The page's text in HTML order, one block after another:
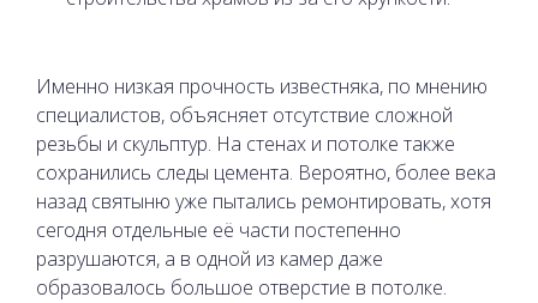
Именно низкая прочность известняка, по мнению
специалистов, объясняет отсутствие сложной
резьбы и скульптур. На стенах и потолке также
сохранились следы цемента. Вероятно, более века
назад святыню уже пытались ремонтировать, хотя
сегодня отдельные её части постепенно
разрушаются, а в одной из камер даже
образовалось большое отверстие в потолке.